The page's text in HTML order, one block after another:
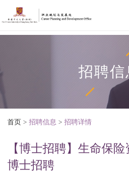
招聘信
首页 > 招聘信息 > 招聘详情
【博士招聘】生命保
博士招聘